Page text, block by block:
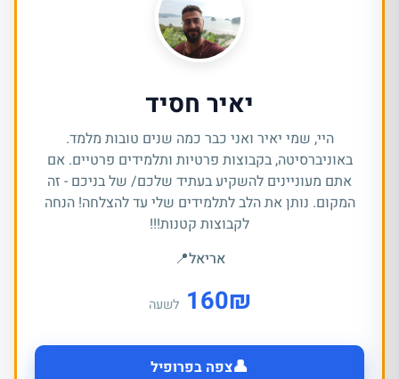
יאיר חסיד
היי, שמי יאיר ואני כבר כמה שנים טובות מלמד.
באוניברסיטה, בקבוצות פרטיות ותלמידים פרטיים. אם
אתם מעוניינים להשקיע בעתיד שלכם/ של בניכם - זה
המקום. נותן את הלב לתלמידים שלי עד להצלחה! הנחה
לקבוצות קטנות!!!
אריאל📍
₪
160 לשעה
👤צפה בפרופיל